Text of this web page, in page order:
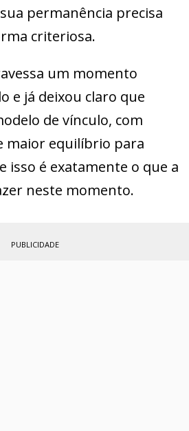
permanência precisa
criteriosa.
um momento
e já deixou claro que
de vínculo, com
maior equilíbrio para
isso é exatamente o que a
neste momento.
PUBLICIDADE